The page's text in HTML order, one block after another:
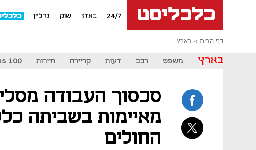
24/7 באזז שוק נדל"ן
דף הבית בארץ
בארץ משפט רכב דעות קריירה תיירות 100
סכסוך העבודה
מאיימות בשביתה
החולים